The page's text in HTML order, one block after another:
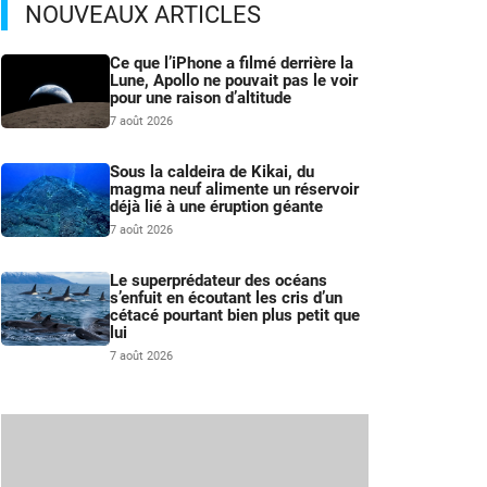
NOUVEAUX ARTICLES
Ce que l’iPhone a filmé derrière la
Lune, Apollo ne pouvait pas le voir
pour une raison d’altitude
7 août 2026
Sous la caldeira de Kikai, du
magma neuf alimente un réservoir
déjà lié à une éruption géante
7 août 2026
Le superprédateur des océans
s’enfuit en écoutant les cris d’un
cétacé pourtant bien plus petit que
lui
7 août 2026